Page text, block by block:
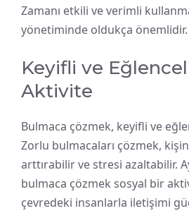
Zamanı etkili ve verimli
yönetiminde oldukça önemlidir.
Keyifli ve
Aktivite
Bulmaca çözmek, keyifli ve
Zorlu bulmacaları çözmek,
arttırabilir ve stresi azaltabilir.
bulmaca çözmek sosyal bir
çevredeki insanlarla iletişimi